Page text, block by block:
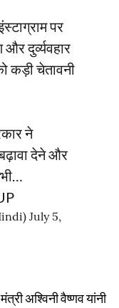
पर
दुर्व्यवहार
कड़ी चेतावनी
ने
देने और
July 5,
अश्विनी वैष्णव यांनी